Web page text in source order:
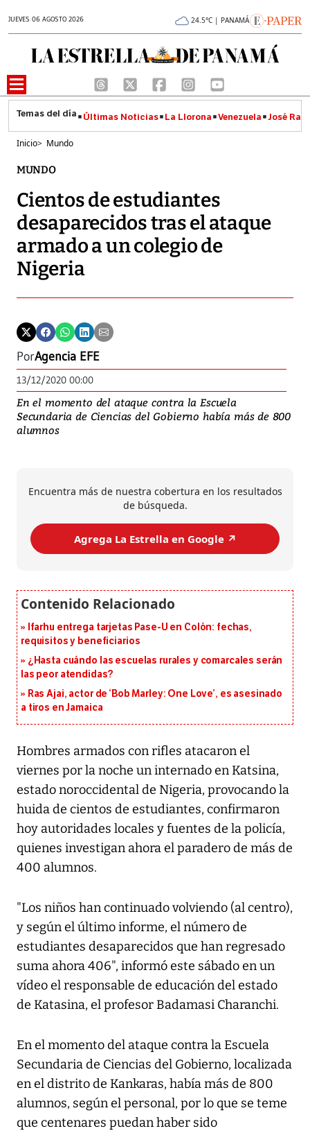
JUEVES 06 AGOSTO 2026 24.5°C | PANAMÁ
Últimas Noticias La Llorona Venezuela José
Inicio> Mundo
MUNDO
Cientos de estudiantes
desaparecidos tras el ataque
armado a un colegio de
Nigeria
PorAgencia EFE
13/12/2020 00:00
En el momento del ataque contra la Escuela
Secundaria de Ciencias del Gobierno había más de 800
alumnos
Encuentra más de nuestra cobertura en los resultados
de búsqueda.
Agrega La Estrella en Google ↗️
Ifarhu entrega tarjetas Pase-U en Colón: fechas,
requisitos y beneficiarios
¿Hasta cuándo las escuelas rurales y comarcales serán
las peor atendidas?
Ras Ajai, actor de ‘Bob Marley: One Love’, es asesinado
a tiros en Jamaica
Hombres armados con rifles atacaron el
viernes por la noche un internado en Katsina,
estado noroccidental de Nigeria, provocando la
huida de cientos de estudiantes, confirmaron
hoy autoridades locales y fuentes de la policía,
quienes investigan ahora el paradero de más de
400 alumnos.
"Los niños han continuado volviendo (al centro),
y según el último informe, el número de
estudiantes desaparecidos que han regresado
suma ahora 406", informó este sábado en un
vídeo el responsable de educación del estado
de Katasina, el profesor Badamasi Charanchi.
En el momento del ataque contra la Escuela
Secundaria de Ciencias del Gobierno, localizada
en el distrito de Kankaras, había más de 800
alumnos, según el personal, por lo que se teme
que centenares puedan haber sido